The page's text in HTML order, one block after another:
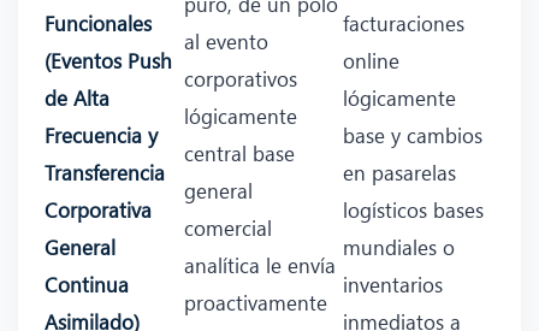
Funcionales
(Eventos Push
de Alta
Frecuencia y
Transferencia
Corporativa
General
Continua
Asimilado)
al evento
corporativos
lógicamente
central base
general
comercial
analítica le envía
proactivamente
facturaciones
online
lógicamente
base y cambios
en pasarelas
logísticos bases
mundiales o
inventarios
inmediatos a